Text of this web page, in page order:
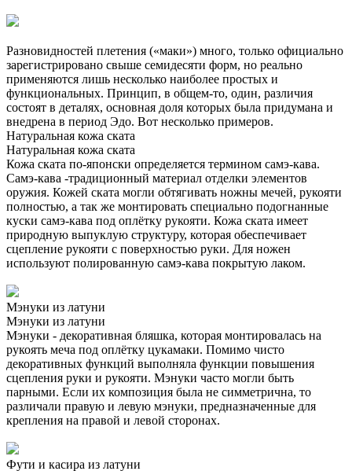
Разновидностей плетения («маки») много, только официально
зарегистрировано свыше семидесяти форм, но реально
применяются лишь несколько наиболее простых и
функциональных. Принцип, в общем-то, один, различия
состоят в деталях, основная доля которых была придумана и
внедрена в период Эдо. Вот несколько примеров.
Натуральная кожа ската
Натуральная кожа ската
Кожа ската по-японски определяется термином самэ-кава.
Самэ-кава -традиционный материал отделки элементов
оружия. Кожей ската могли обтягивать ножны мечей, рукояти
полностью, а так же монтировать специально подогнанные
куски самэ-кава под оплётку рукояти. Кожа ската имеет
природную выпуклую структуру, которая обеспечивает
сцепление рукояти с поверхностью руки. Для ножен
используют полированную самэ-кава покрытую лаком.
Мэнуки из латуни
Мэнуки из латуни
Мэнуки - декоративная бляшка, которая монтировалась на
рукоять меча под оплётку цукамаки. Помимо чисто
декоративных функций выполняла функции повышения
сцепления руки и рукояти. Мэнуки часто могли быть
парными. Если их композиция была не симметрична, то
различали правую и левую мэнуки, предназначенные для
крепления на правой и левой сторонах.
Фути и касира из латуни